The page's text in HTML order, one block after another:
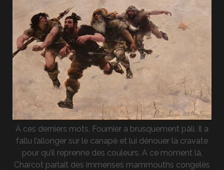
À ces derniers mots, Fournier a brusquement pâli. Il a
fallu l’allonger sur le canapé et lui dénouer la cravate
pour qu’il reprenne des couleurs. A ce moment là,
Charcot parlait des immenses mammouths congelés